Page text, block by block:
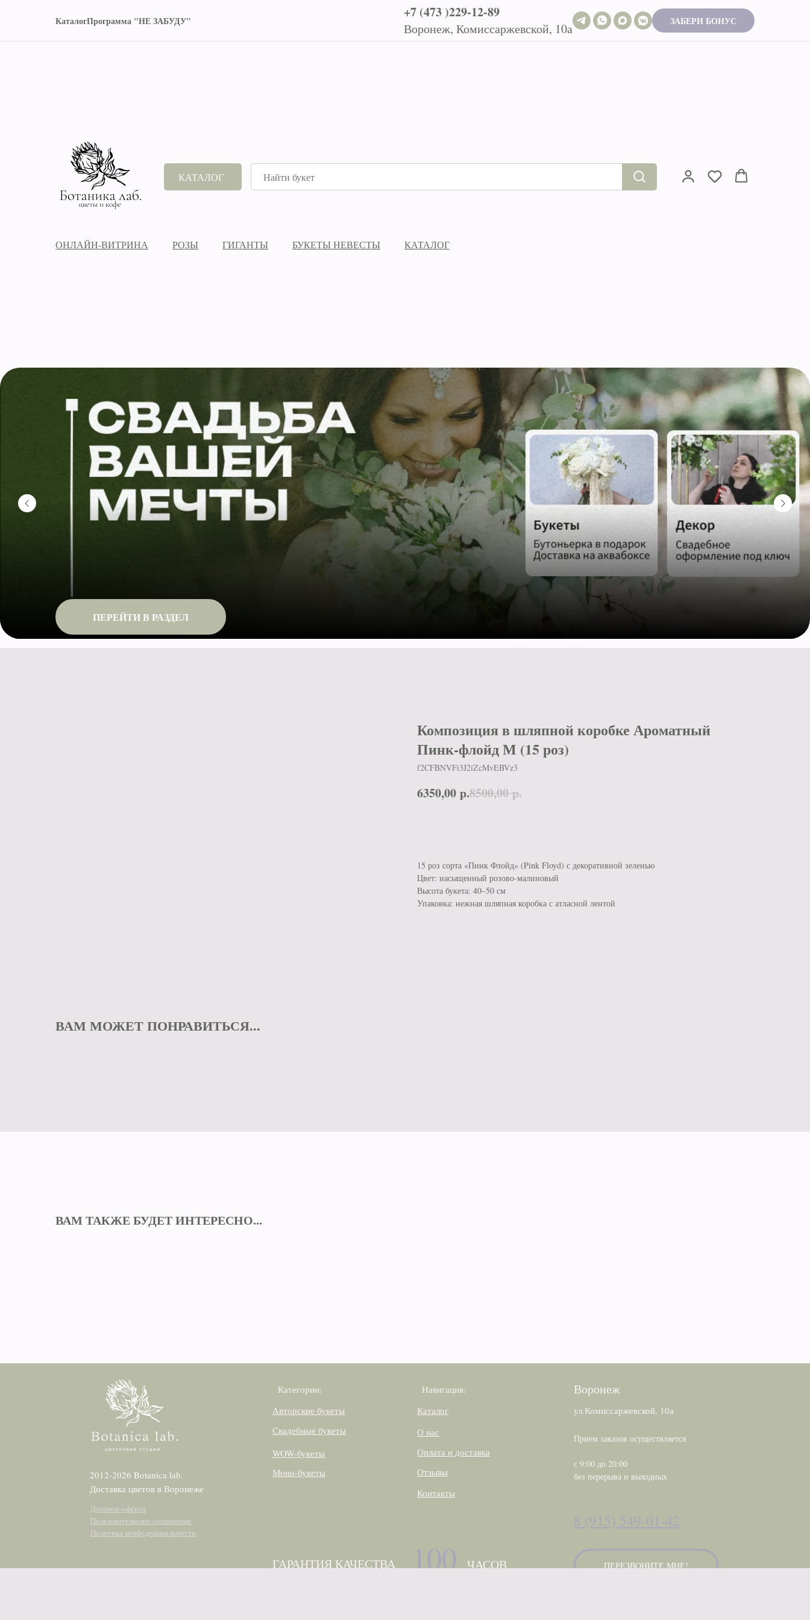
КаталогПрограмма "НЕ ЗАБУДУ" +7 (473 )229-12-89
Воронеж, Комиссаржевской, 10а ЗАБЕРИ БОНУС
КАТАЛОГ
ОНЛАЙН-ВИТРИНА РОЗЫ ГИГАНТЫ БУКЕТЫ НЕВЕСТЫ КАТАЛОГ
ПЕРЕЙТИ В РАЗДЕЛ
Композиция в шляпной коробке Ароматный
Пинк-флойд М (15 роз)
f2CFBNVFi3J2iZcMvEBVz3
6350,00 р.8500,00 р.
15 роз сорта «Пинк Флойд» (Pink Floyd) с декоративной зеленью
Цвет: насыщенный розово-малиновый
Высота букета: 40–50 см
Упаковка: нежная шляпная коробка с атласной лентой
ВАМ МОЖЕТ ПОНРАВИТЬСЯ...
ВАМ ТАКЖЕ БУДЕТ ИНТЕРЕСНО...
2012-2026 Botanica lab.
Доставка цветов в Воронеже
Договор-оферта
Пользовательское соглашение
Политика конфеденциальности
ПЕРЕЗВОНИТЕ МНЕ!
Контакты
Отзывы
Оплата и доставка
О нас
Каталог
Навигация:
Категории:
Моно-букеты
WOW-букеты
Свадебные букеты
Авторские букеты
ГАРАНТИЯ КАЧЕСТВА ЧАСОВ
100
Прием заказов осуществляется
с 9:00 до 20:00
без перерыва и выходных
ул.Комиссаржевской, 10а
Воронеж